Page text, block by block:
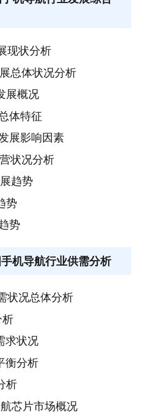
现状分析
总体状况分析
展概况
体特征
展影响因素
状况分析
趋势
势
势
机导航行业供需分析
状况总体分析
析
求状况
衡分析
析
芯片市场概况